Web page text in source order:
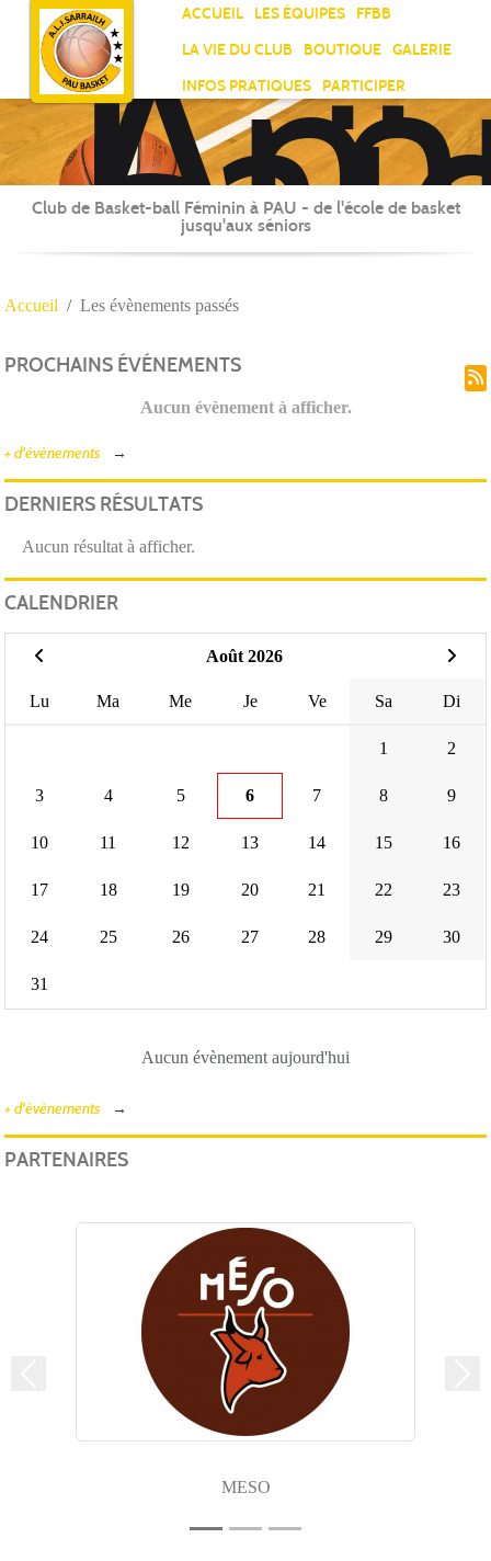
ACCUEIL LES ÉQUIPES
FFBB
LA VIE DU CLUB
BOUTIQUE
GALERIE
INFOS PRATIQUES
PARTICIPER
Club de Basket-ball Féminin à PAU - de l'école de basket
jusqu'aux séniors
Accueil Les évènements passés
PROCHAINS ÉVÉNEMENTS
Aucun évènement à afficher.
+ d'évènements
DERNIERS RÉSULTATS
Aucun résultat à afficher.
CALENDRIER
Août 2026
Lu Ma Me Je Ve Sa Di
1 2
3 4 5 6 7 8 9
10 11 12 13 14 15 16
17 18 19 20 21 22 23
24 25 26 27 28 29 30
31
Aucun évènement aujourd'hui
+ d'évènements
PARTENAIRES
MESO
Panneau de gestion des cookies